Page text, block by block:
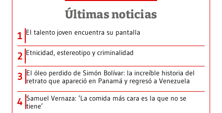
Últimas noticias
1 El talento joven encuentra su pantalla​
2 Etnicidad, estereotipo y criminalidad
3 El óleo perdido de Simón Bolívar: la increíble historia del
retrato que apareció en Panamá y regresó a Venezuela
4 Samuel Vernaza: ‘La comida más cara es la que no se
tiene’